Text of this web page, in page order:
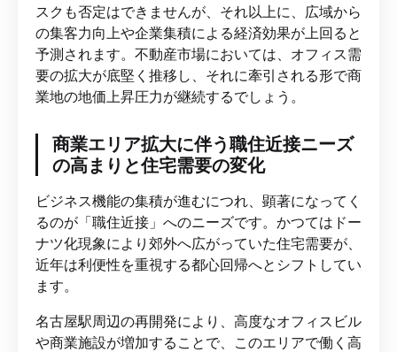
スクも否定はできませんが、それ以上に、広域から
の集客力向上や企業集積による経済効果が上回ると
予測されます。不動産市場においては、オフィス需
要の拡大が底堅く推移し、それに牽引される形で商
業地の地価上昇圧力が継続するでしょう。
商業エリア拡大に伴う職住近接ニーズ
の高まりと住宅需要の変化
ビジネス機能の集積が進むにつれ、顕著になってく
るのが「職住近接」へのニーズです。かつてはドー
ナツ化現象により郊外へ広がっていた住宅需要が、
近年は利便性を重視する都心回帰へとシフトしてい
ます。
名古屋駅周辺の再開発により、高度なオフィスビル
や商業施設が増加することで、このエリアで働く高